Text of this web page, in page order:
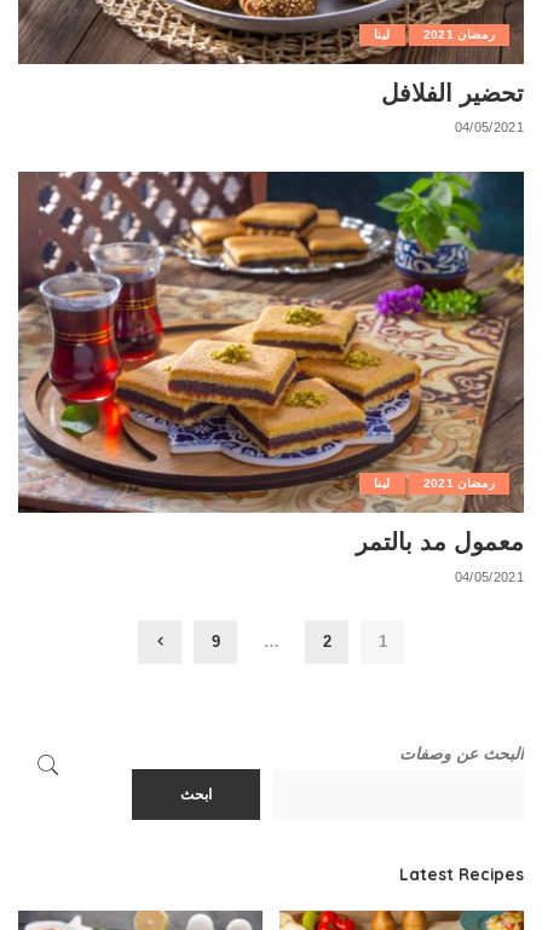
رمضان 2021 لينا
تحضير الفلافل
04/05/2021
رمضان 2021 لينا
معمول مد بالتمر
04/05/2021
1
2
…
9
البحث عن وصفات
ابحث
Latest Recipes